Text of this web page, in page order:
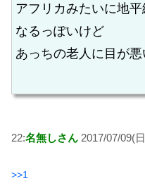
アフリカみたいに地
なるっぽいけど
あっちの老人に目が悪
22:名無しさん 2017/07/09(
>>1